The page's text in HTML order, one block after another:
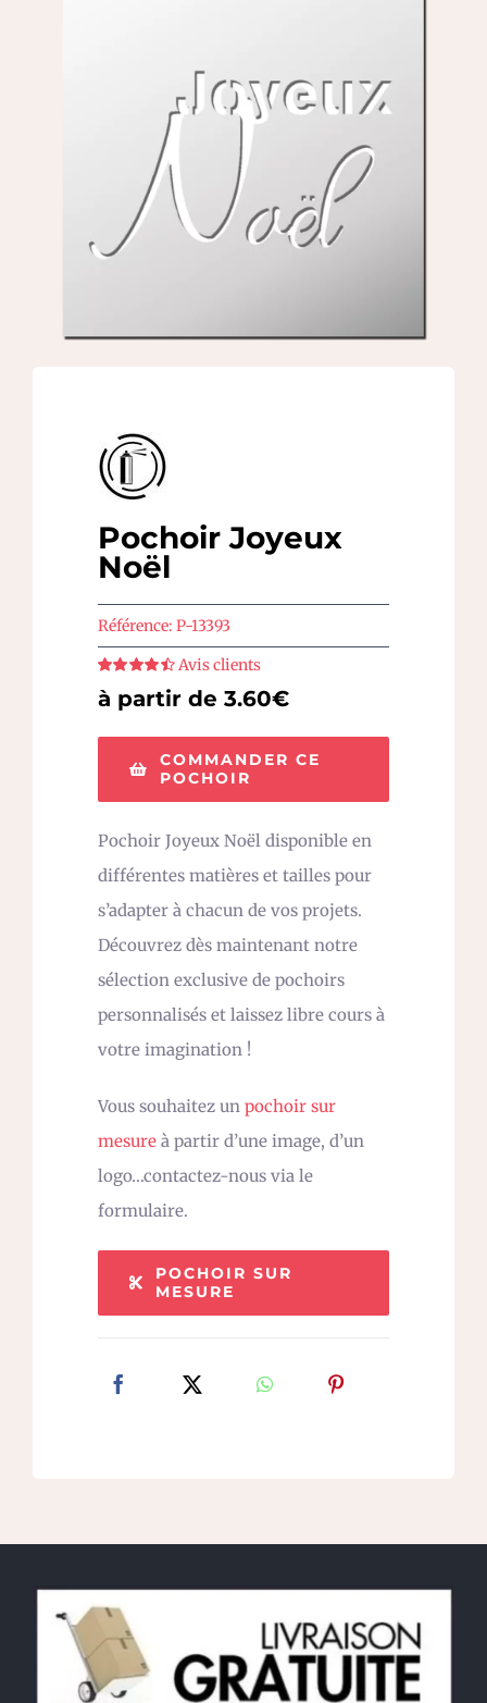
Pochoir Joyeux
Noël
Référence: P-13393
Note
sur
5
Avis clients
à partir de 3.60€
COMMANDER CE
POCHOIR
Pochoir Joyeux Noël disponible en
différentes matières et tailles pour
s’adapter à chacun de vos projets.
Découvrez dès maintenant notre
sélection exclusive de pochoirs
personnalisés et laissez libre cours à
votre imagination !
Vous souhaitez un pochoir sur
mesure à partir d’une image, d’un
logo…contactez-nous via le
formulaire.
POCHOIR SUR
MESURE